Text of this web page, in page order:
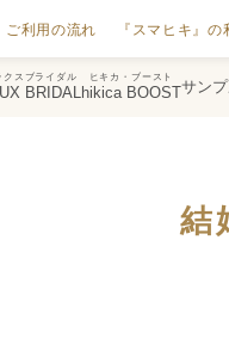
ご利用の流れ 『スマヒキ』の
クスブライダル
BRIDAL
ヒキカ・ブースト
hikica BOOSTサン
結